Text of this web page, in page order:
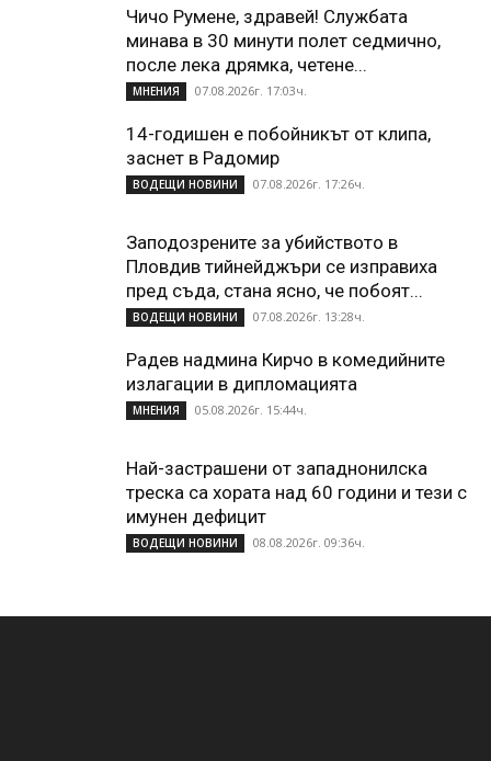
Чичо Румене, здравей! Службата
минава в 30 минути полет седмично,
после лека дрямка, четене...
МНЕНИЯ 07.08.2026г. 17:03ч.
14-годишен е побойникът от клипа,
заснет в Радомир
ВОДЕЩИ НОВИНИ 07.08.2026г. 17:26ч.
Заподозрените за убийството в
Пловдив тийнейджъри се изправиха
пред съда, стана ясно, че побоят...
ВОДЕЩИ НОВИНИ 07.08.2026г. 13:28ч.
Радев надмина Кирчо в комедийните
излагации в дипломацията
МНЕНИЯ 05.08.2026г. 15:44ч.
Най-застрашени от западнонилска
треска са хората над 60 години и тези с
имунен дефицит
ВОДЕЩИ НОВИНИ 08.08.2026г. 09:36ч.